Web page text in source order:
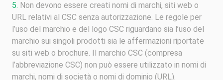
Non devono essere creati nomi di marchi, siti web o
URL relativi al CSC senza autorizzazione. Le regole per
l’uso del marchio e del logo CSC riguardano sia l’uso del
marchio sui singoli prodotti sia le affermazioni riportate
su siti web o brochure. Il marchio CSC (compresa
l’abbreviazione CSC) non può essere utilizzato in nomi di
marchi, nomi di società o nomi di dominio (URL).